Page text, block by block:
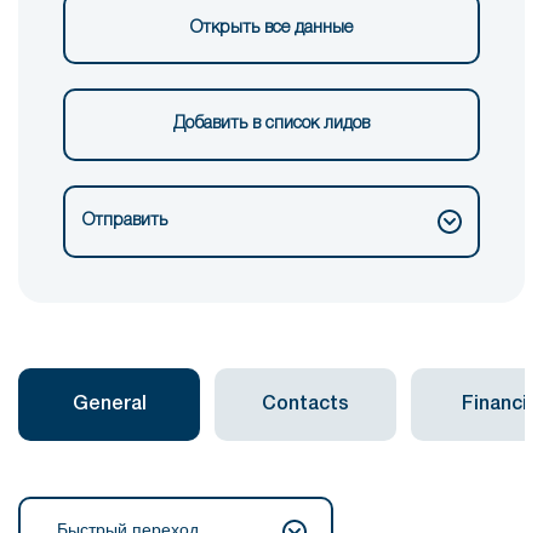
Открыть все данные
Добавить в список лидов
Отправить
General Contacts Financial